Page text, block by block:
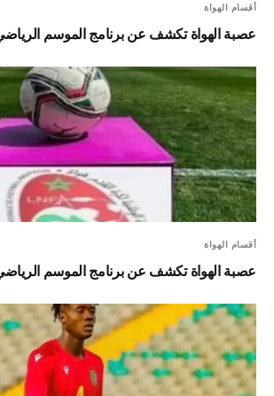
أقسام الهواة
عصبة الهواة تكشف عن برنامج الموسم
أقسام الهواة
عصبة الهواة تكشف عن برنامج الموسم